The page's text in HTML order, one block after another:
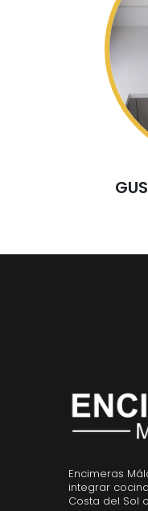
Encimeras
integrar
Costa del Sol